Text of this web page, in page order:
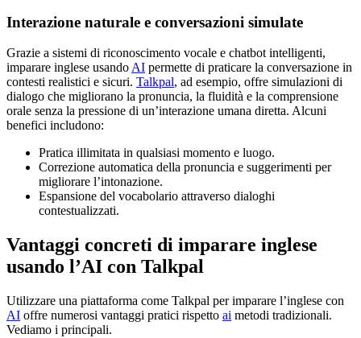
Interazione naturale e conversazioni simulate
Grazie a sistemi di riconoscimento vocale e chatbot intelligenti,
imparare inglese usando AI permette di praticare la conversazione in
contesti realistici e sicuri. Talkpal, ad esempio, offre simulazioni di
dialogo che migliorano la pronuncia, la fluidità e la comprensione
orale senza la pressione di un’interazione umana diretta. Alcuni
benefici includono:
Pratica illimitata in qualsiasi momento e luogo.
Correzione automatica della pronuncia e suggerimenti per
migliorare l’intonazione.
Espansione del vocabolario attraverso dialoghi
contestualizzati.
Vantaggi concreti di imparare inglese
usando l’AI con Talkpal
Utilizzare una piattaforma come Talkpal per imparare l’inglese con
AI offre numerosi vantaggi pratici rispetto ai metodi tradizionali.
Vediamo i principali.